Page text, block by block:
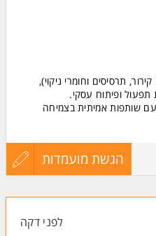
תרסיסים וחומרי ניקוי),
ופיתוח עסקי.
עם שותפות אמיתית בצמיחה
ומעקב תהליכי ייצור.
החדש לבית והרחבת הפעילות.
שקט ניהולי מלא לבעלים.
הגשת מועמדות
עדכון
לפני דקה